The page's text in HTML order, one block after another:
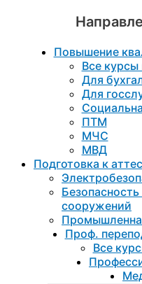
Повышение
Все
Для
Для
ПТМ
МЧС
МВД
Подготовка к
сооружений
Проф.
Все